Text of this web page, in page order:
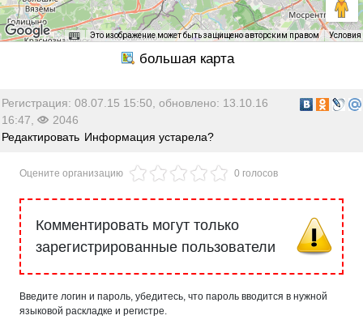
Это изображение может быть защищено авторским правом Условия
Регистрация: 08.07.15 15:50, обновлено: 13.10.16
16:47,
2046
Редактировать Информация устарела?
Оцените организацию 0 голосов
Комментировать могут только
зарегистрированные пользователи
Введите логин и пароль, убедитесь, что пароль вводится в нужной
языковой раскладке и регистре.